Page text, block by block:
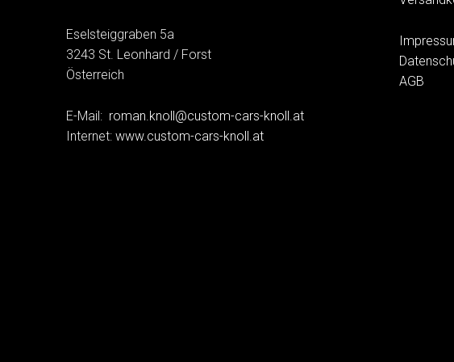
Eselsteiggraben 5a
3243 St. Leonhard / Forst
Österreich
E-Mail: roman.knoll@custom-cars-knoll.at
Internet: www.custom-cars-knoll.at
AGB